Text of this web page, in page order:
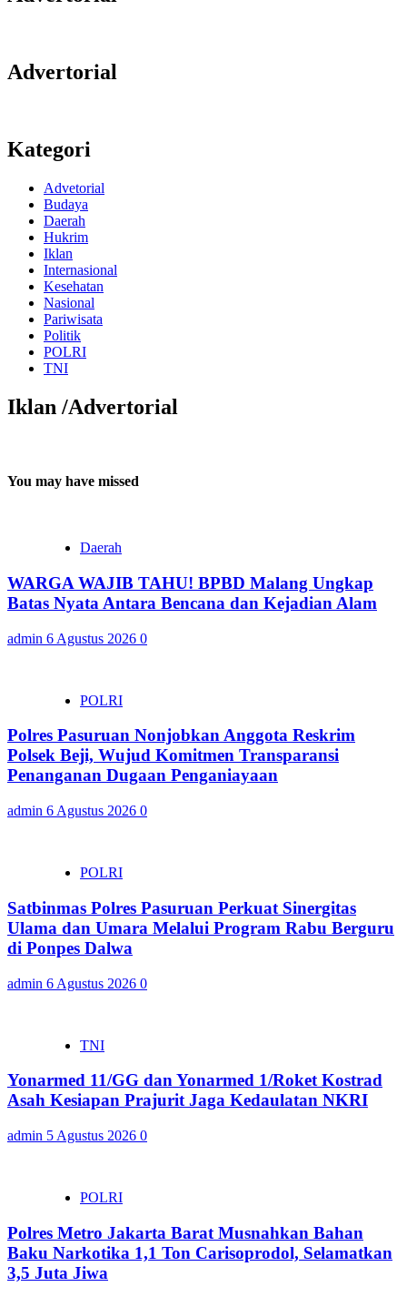
Advertorial
Kategori
Advetorial
Budaya
Daerah
Hukrim
Iklan
Internasional
Kesehatan
Nasional
Pariwisata
Politik
POLRI
TNI
Iklan /Advertorial
You may have missed
Daerah
WARGA WAJIB TAHU! BPBD Malang Ungkap
Batas Nyata Antara Bencana dan Kejadian Alam
admin 6 Agustus 2026 0
POLRI
Polres Pasuruan Nonjobkan Anggota Reskrim
Polsek Beji, Wujud Komitmen Transparansi
Penanganan Dugaan Penganiayaan
admin 6 Agustus 2026 0
POLRI
Satbinmas Polres Pasuruan Perkuat Sinergitas
Ulama dan Umara Melalui Program Rabu Berguru
di Ponpes Dalwa
admin 6 Agustus 2026 0
TNI
Yonarmed 11/GG dan Yonarmed 1/Roket Kostrad
Asah Kesiapan Prajurit Jaga Kedaulatan NKRI
admin 5 Agustus 2026 0
POLRI
Polres Metro Jakarta Barat Musnahkan Bahan
Baku Narkotika 1,1 Ton Carisoprodol, Selamatkan
3,5 Juta Jiwa